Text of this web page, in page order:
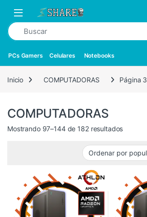
PCs Gamers Celulares Notebooks
Inicio COMPUTADORAS Página 3
COMPUTADORAS
Mostrando 97–144 de 182 resultados